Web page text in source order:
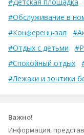
#Обслуживание в
#Конференц-зал
#Отдых с детьми
#Спокойный отдых
#Лежаки и зонтики
Важно!
Информация,